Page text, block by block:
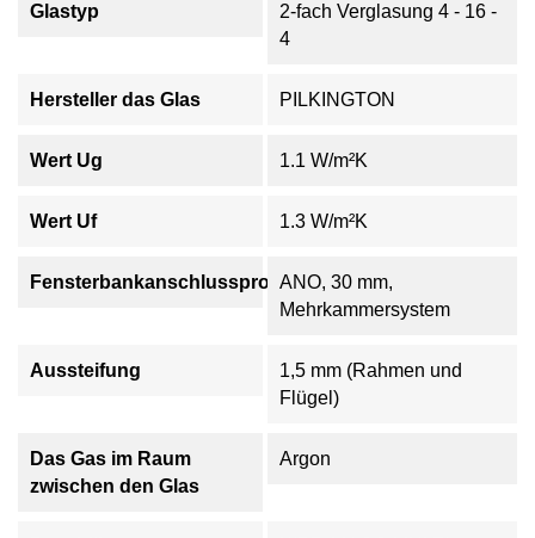
Glastyp
2-fach Verglasung 4 - 16 -
4
Hersteller das Glas PILKINGTON
Wert Ug 1.1 W/m²K
Wert Uf 1.3 W/m²K
FensterbankanschlussprofilANO, 30 mm,
Mehrkammersystem
Aussteifung
1,5 mm (Rahmen und
Flügel)
Das Gas im Raum
zwischen den Glas
Argon